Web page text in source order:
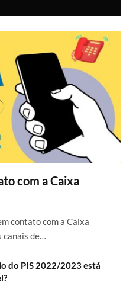
com a Caixa
contato com a Caixa
canais de…
do PIS 2022/2023 está